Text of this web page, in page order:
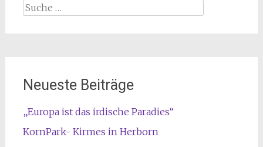
Suche
nach:
Neueste Beiträge
„Europa ist das irdische Paradies“
KornPark- Kirmes in Herborn